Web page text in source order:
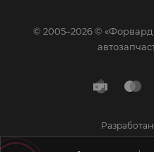
© 2005–2026 ©